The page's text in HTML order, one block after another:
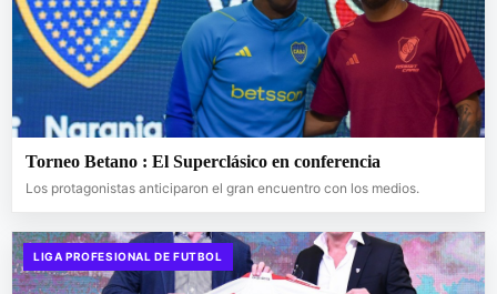
Torneo Betano : El Superclásico en conferencia
Los protagonistas anticiparon el gran encuentro con los medios.
LIGA PROFESIONAL DE FUTBOL